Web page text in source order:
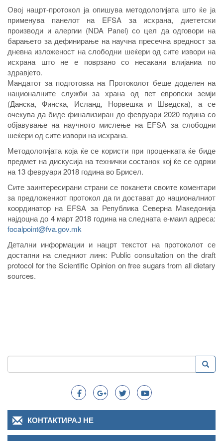
Овој нацрт-протокол ја опишува методологијата што ќе ја
применува панелот на EFSA за исхрана, диететски
производи и алергии (NDA Panel) со цел да одговори на
барањето за дефинирање на научна пресечна вредност за
дневна изложеност на слободни шеќери од сите извори на
исхрана што не е поврзано со несакани влијаниа по
здравјето.
Мандатот за подготовка на Протоколот беше доделен на
националните служби за храна од пет европски земји
(Данска, Финска, Исланд, Норвешка и Шведска), а се
очекува да биде финализиран до февруари 2020 година со
објавување на научното мислење на EFSA за слободни
шеќери од сите извори на исхрана.
Методологијата која ќе се користи при проценката ќе биде
предмет на дискусија на технички состанок кој ќе се одржи
на 13 февруари 2018 година во Брисел.
Сите заинтересирани страни се поканети своите коментари
за предложениот протокол да ги достават до националниот
координатор на EFSA за Република Северна Македонија
најдоцна до 4 март 2018 година на следната е-маил адреса:
focalpoint@fva.gov.mk
Детални информации и нацрт текстот на протоколот се
достапни на следниот линк: Public consultation on the draft
protocol for the Scientific Opinion on free sugars from all dietary
sources.
Search
Пребарување
КОНТАКТИРАЈ НЕ